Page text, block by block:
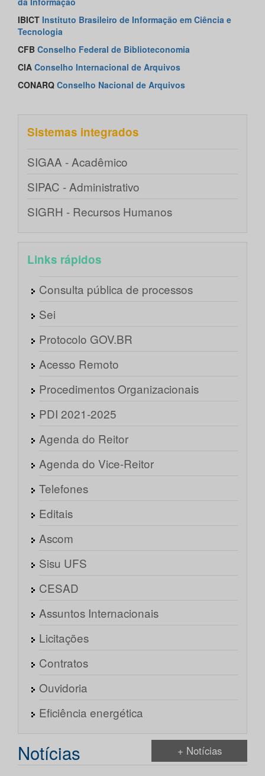
IBICT Instituto Brasileiro de Informação em Ciência e
Tecnologia
CFB Conselho Federal de Biblioteconomia
CIA Conselho Internacional de Arquivos
CONARQ Conselho Nacional de Arquivos
Sistemas integrados
SIGAA - Acadêmico
SIPAC - Administrativo
SIGRH - Recursos Humanos
Links rápidos
Consulta pública de processos
Sei
Protocolo GOV.BR
Acesso Remoto
Procedimentos Organizacionais
PDI 2021-2025
Agenda do Reitor
Agenda do Vice-Reitor
Telefones
Editais
Ascom
Sisu UFS
CESAD
Assuntos Internacionais
Licitações
Contratos
Ouvidoria
Eficiência energética
Notícias + Notícias